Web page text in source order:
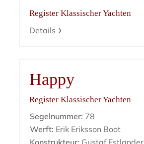
Register Klassischer Yachten
Details
Happy
Register Klassischer Yachten
Segelnummer: 78
Werft: Erik Eriksson Boot